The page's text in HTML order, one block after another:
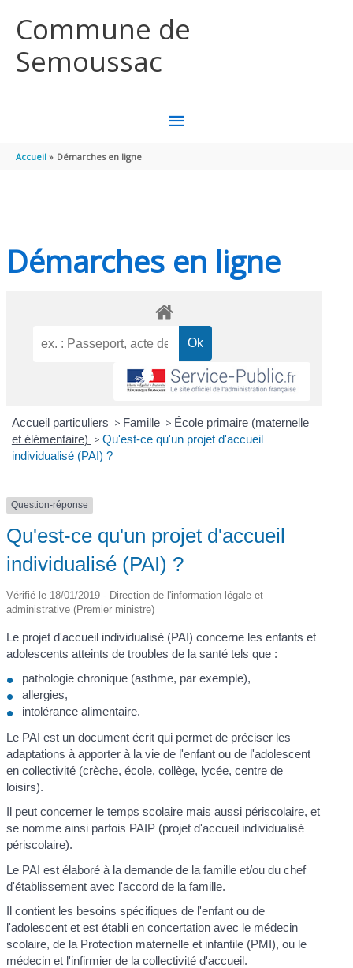
Commune de
Semoussac
MENU
Accueil Démarches en ligne
Démarches en ligne
Accueil particuliers > Famille > École primaire (maternelle
et élémentaire) > Qu'est-ce qu'un projet d'accueil
individualisé (PAI) ?
Question-réponse
Qu'est-ce qu'un projet d'accueil
individualisé (PAI) ?
Vérifié le 18/01/2019 - Direction de l'information légale et
administrative (Premier ministre)
Le projet d'accueil individualisé (PAI) concerne les enfants et
adolescents atteints de troubles de la santé tels que :
pathologie chronique (asthme, par exemple),
allergies,
intolérance alimentaire.
Le PAI est un document écrit qui permet de préciser les
adaptations à apporter à la vie de l'enfant ou de l'adolescent
en collectivité (crèche, école, collège, lycée, centre de
loisirs).
Il peut concerner le temps scolaire mais aussi périscolaire, et
se nomme ainsi parfois PAIP (projet d'accueil individualisé
périscolaire).
Le PAI est élaboré à la demande de la famille et/ou du chef
d'établissement avec l'accord de la famille.
Il contient les besoins spécifiques de l'enfant ou de
l'adolescent et est établi en concertation avec le médecin
scolaire, de la Protection maternelle et infantile (PMI), ou le
médecin et l'infirmier de la collectivité d'accueil.